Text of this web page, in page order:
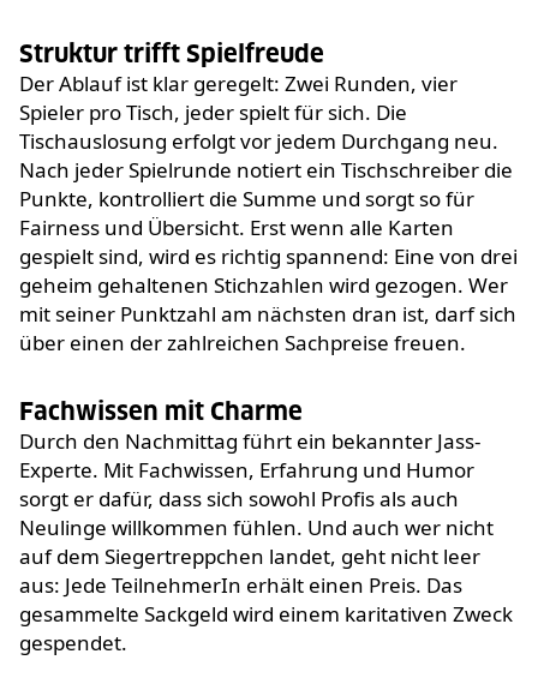
Struktur trifft Spielfreude
Der Ablauf ist klar geregelt: Zwei Runden, vier
Spieler pro Tisch, jeder spielt für sich. Die
Tischauslosung erfolgt vor jedem Durchgang neu.
Nach jeder Spielrunde notiert ein Tischschreiber die
Punkte, kontrolliert die Summe und sorgt so für
Fairness und Übersicht. Erst wenn alle Karten
gespielt sind, wird es richtig spannend: Eine von drei
geheim gehaltenen Stichzahlen wird gezogen. Wer
mit seiner Punktzahl am nächsten dran ist, darf sich
über einen der zahlreichen Sachpreise freuen.
Fachwissen mit Charme
Durch den Nachmittag führt ein bekannter Jass-
Experte. Mit Fachwissen, Erfahrung und Humor
sorgt er dafür, dass sich sowohl Profis als auch
Neulinge willkommen fühlen. Und auch wer nicht
auf dem Siegertreppchen landet, geht nicht leer
aus: Jede TeilnehmerIn erhält einen Preis. Das
gesammelte Sackgeld wird einem karitativen Zweck
gespendet.